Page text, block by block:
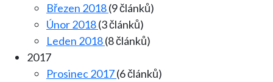
Březen 2018(9 článků)
Únor 2018(3 článků)
Leden 2018(8 článků)
2017
Prosinec 2017(6 článků)